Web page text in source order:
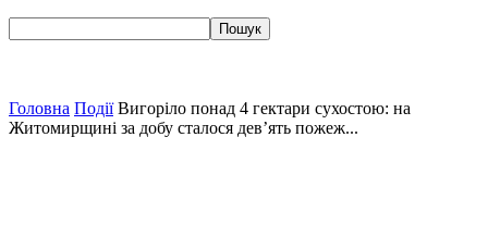
Головна Події Вигоріло понад 4 гектари сухостою: на
Житомирщині за добу сталося дев’ять пожеж...